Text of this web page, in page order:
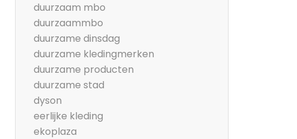
duurzaam mbo
duurzaammbo
duurzame dinsdag
duurzame kledingmerken
duurzame producten
duurzame stad
dyson
eerlijke kleding
ekoplaza